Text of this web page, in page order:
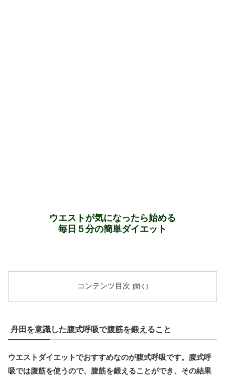
ウエストが気になったら始める
毎日５分の簡単ダイエット
コンテンツ目次
丹田を意識した腹式呼吸で腹筋を鍛えること
ウエストダイエットでおすすめなのが腹式呼吸です。腹式呼
吸では腹筋を使うので、腹筋を鍛えることができ、その結果